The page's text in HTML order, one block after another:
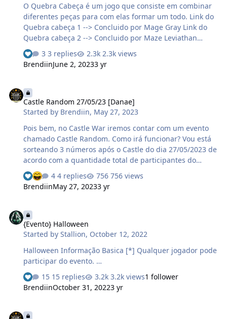
BRASILIA Quarta Feira: Evento Bandeira 21:00 HORAS
HORÁRIO DE BRAS…
O Quebra Cabeça é um jogo que consiste em combinar
diferentes peças para com elas formar um todo. Link do
Quebra cabeça 1 --> Concluido por Mage Gray Link do
Quebra cabeça 2 --> Concluido por Maze Leviathan
Premiação Quebra Cabeça 1. 100kk 10 dias de booster (a
escolha do ganhador) Quebra Cabeça 2. 100kk 10 dias
de booster (a escolha do ganhador) Poste uma print do
com o nick do seu char. 2 ganhadores, o 1 de cada
quebra cabeça completo. Quem fizer gracinhas ou
tentar zoar e burlar o evento, será desclassificado,
sujeito a punição no fórum …
3 replies
2.3k views
BrendiinJune 2, 20233 yr
Castle Random 27/05/23 [Danae]
Started by Brendiin, May 27, 2023
Pois bem, no Castle War iremos contar com um evento
chamado Castle Random. Como irá funcionar? Vou está
sorteando 3 números após o Castle do dia 27/05/2023 de
acordo com a quantidade total de participantes do
mesmo. Cada participante do Castle terá seu numero, o
numero será de acordo com o Rank do Castle War com
base no seu dano, sendo assim, para participar do
sorteados irão receber um premio de acordo com a
sequencia do sorteio. Prêmio: 1° Numero sorteado: =
100kk's Jogador: Xarplin 14:36 100.000.000gp's
transferido com sucesso para Xarplin 2° Numero
sorteado: = 60kk's Jogador: Arrow 14:37 …
4 replies
756 views
BrendiinMay 27, 20233 yr
{Evento} Halloween
Started byStallion, October 12, 2022
Halloween Informação Basica [*] Qualquer jogador pode
participar do evento. …
15 replies
3.2k views1 follower
BrendiinOctober 31, 20223 yr